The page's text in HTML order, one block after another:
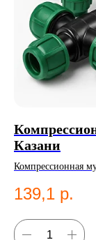
Казани
Компрессионная
139,1 р.